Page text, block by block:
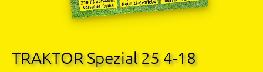
TRAKTOR Spezial 25 4-18